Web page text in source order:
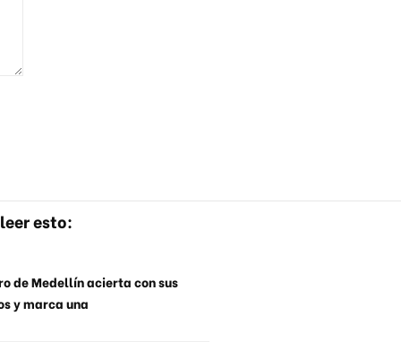
esto:
de Medellín acierta con sus
y marca una